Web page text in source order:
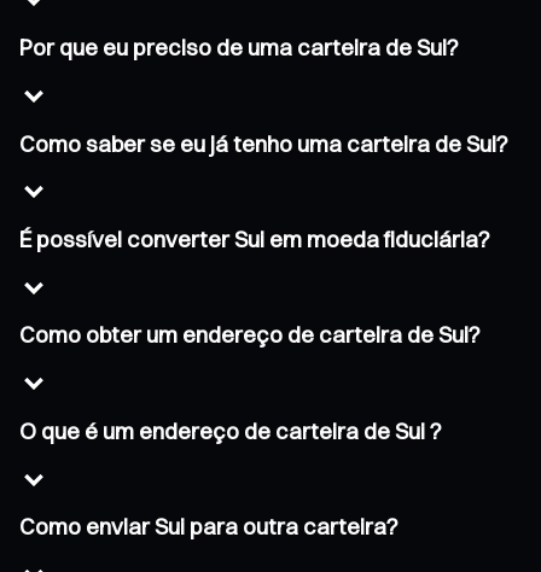
Por que eu preciso de uma carteira de Sui?
Como saber se eu já tenho uma carteira de Sui?
É possível converter Sui em moeda fiduciária?
Como obter um endereço de carteira de Sui?
O que é um endereço de carteira de Sui ?
Como enviar Sui para outra carteira?